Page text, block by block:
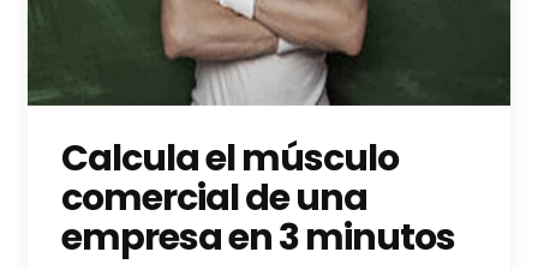
Calcula el músculo
comercial de una
empresa en 3 minutos